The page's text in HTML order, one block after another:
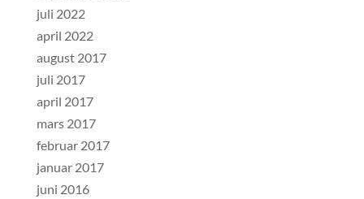
juli 2022
april 2022
august 2017
juli 2017
april 2017
mars 2017
februar 2017
januar 2017
juni 2016